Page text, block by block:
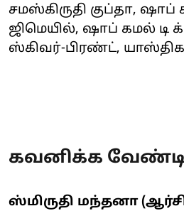
சமஸ்கிருதி குப்தா, ஷாப்
ஜிமெயில், ஷாப் கமல் டி
ஸ்கிவர்-பிரண்ட்,
கவனிக்க
ஸ்மிருதி மந்தனா